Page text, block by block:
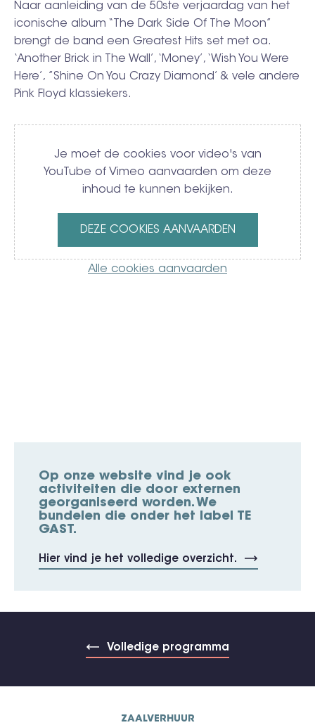
Naar aanleiding van de 50ste verjaardag van het
iconische album “The Dark Side Of The Moon”
brengt de band een Greatest Hits set met oa.
‘Another Brick in The Wall’, ‘Money’, ‘Wish You Were
Here’, ”Shine On You Crazy Diamond’ & vele andere
Pink Floyd klassiekers.
Video
Je moet de cookies voor video's van
YouTube of Vimeo aanvaarden om deze
inhoud te kunnen bekijken.
DEZE COOKIES AANVAARDEN
Alle cookies aanvaarden
Op onze website vind je ook
activiteiten die door externen
georganiseerd worden. We
bundelen die onder het label TE
GAST.
Hier vind je het volledige overzicht.
Volledige programma
ZAALVERHUUR